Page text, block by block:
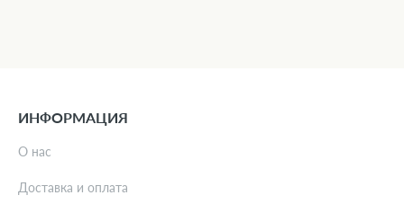
ИНФОРМАЦИЯ
О нас
Доставка и оплата